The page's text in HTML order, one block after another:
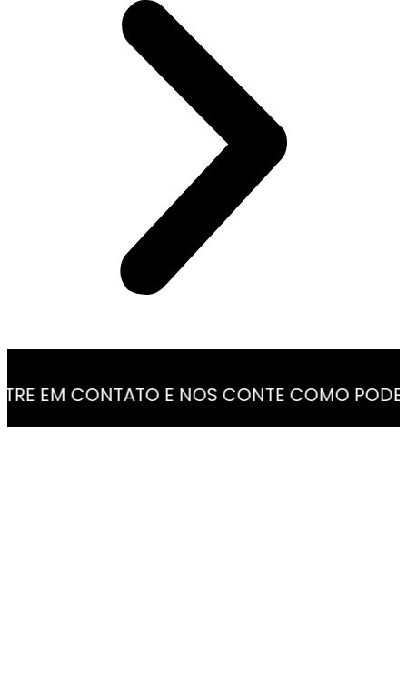
CONTATO E NOS CONTE COMO PODE